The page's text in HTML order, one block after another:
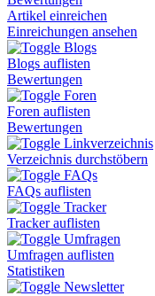
Artikel einreichen
Einreichungen ansehen
Blogs
Blogs auflisten
Bewertungen
Foren
Foren auflisten
Bewertungen
Linkverzeichnis
Verzeichnis durchstöbern
FAQs
FAQs auflisten
Tracker
Tracker auflisten
Umfragen
Umfragen auflisten
Statistiken
Newsletter